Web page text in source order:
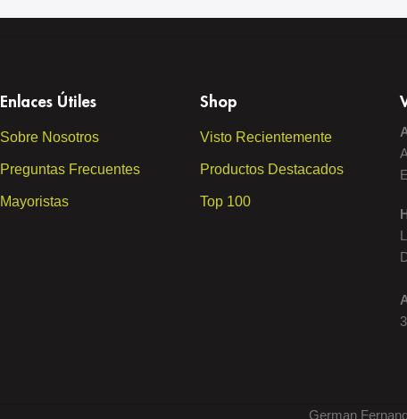
Enlaces Útiles
Sobre Nosotros
Preguntas Frecuentes
Mayoristas
Shop
Visto Recientemente
Productos Destacados
Top 100
German